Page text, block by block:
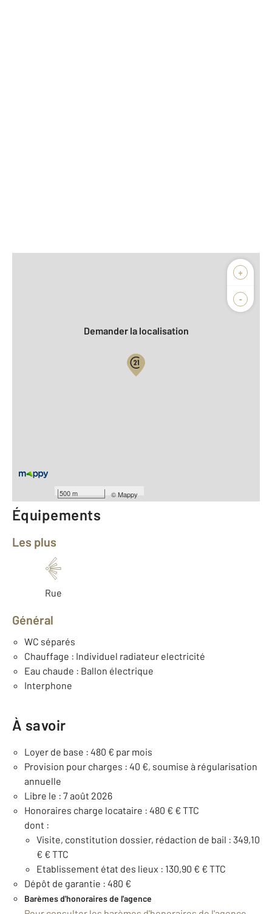
+
-
500 m ©Mappy
Demander la localisation
Année construction : 1949
Équipements
Les plus
Rue
Général
WC séparés
Chauffage : Individuel radiateur electricité
Eau chaude : Ballon électrique
Interphone
À savoir
Loyer de base : 480 € par mois
Provision pour charges : 40 €, soumise à régularisation
annuelle
Libre le : 7 août 2026
Honoraires charge locataire : 480 € € TTC
dont :
Visite, constitution dossier, rédaction de bail : 349,10
€ € TTC
Etablissement état des lieux : 130,90 € € TTC
Dépôt de garantie : 480 €
Barèmes d'honoraires de l'agence